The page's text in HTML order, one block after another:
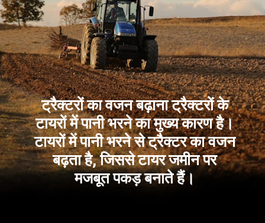
ट्रैक्टरों का वजन बढ़ाना ट्रैक्टरों के
टायरों में पानी भरने का मुख्य कारण है।
टायरों में पानी भरने से ट्रैक्टर का वजन
बढ़ता है, जिससे टायर जमीन पर
मजबूत पकड़ बनाते हैं।